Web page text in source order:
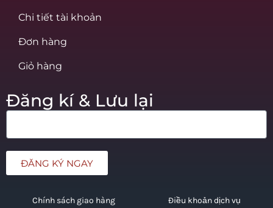
Chi tiết tài khoản
Đơn hàng
Giỏ hàng
Đăng kí & Lưu lại
ĐĂNG KÝ NGAY
Chính sách giao hàng Điều khoản dịch vụ